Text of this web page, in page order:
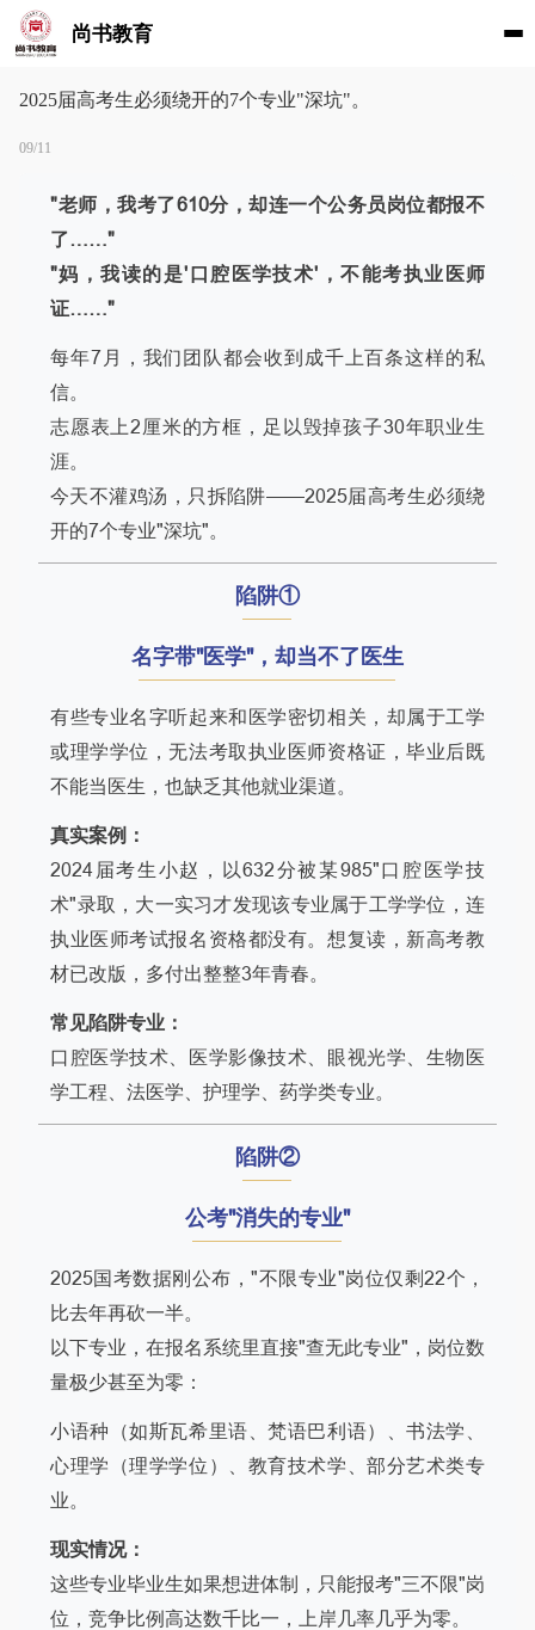
尚书教育
2025届高考生必须绕开的7个专业"深坑"。
09/11
"老师，我考了610分，却连一个公务员岗位都报不
了……"
"妈，我读的是'口腔医学技术'，不能考执业医师
证……"
每年7月，我们团队都会收到成千上百条这样的私
信。
志愿表上2厘米的方框，足以毁掉孩子30年职业生
涯。
今天不灌鸡汤，只拆陷阱——2025届高考生必须绕
开的7个专业"深坑"。
陷阱①
名字带"医学"，却当不了医生
有些专业名字听起来和医学密切相关，却属于工学
或理学学位，无法考取执业医师资格证，毕业后既
不能当医生，也缺乏其他就业渠道。
真实案例：
2024届考生小赵，以632分被某985"口腔医学技
术"录取，大一实习才发现该专业属于工学学位，连
执业医师考试报名资格都没有。想复读，新高考教
材已改版，多付出整整3年青春。
常见陷阱专业：
口腔医学技术、医学影像技术、眼视光学、生物医
学工程、法医学、护理学、药学类专业。
陷阱②
公考"消失的专业"
2025国考数据刚公布，"不限专业"岗位仅剩22个，
比去年再砍一半。
以下专业，在报名系统里直接"查无此专业"，岗位数
量极少甚至为零：
小语种（如斯瓦希里语、梵语巴利语）、书法学、
心理学（理学学位）、教育技术学、部分艺术类专
业。
现实情况：
这些专业毕业生如果想进体制，只能报考"三不限"岗
位，竞争比例高达数千比一，上岸几率几乎为零。